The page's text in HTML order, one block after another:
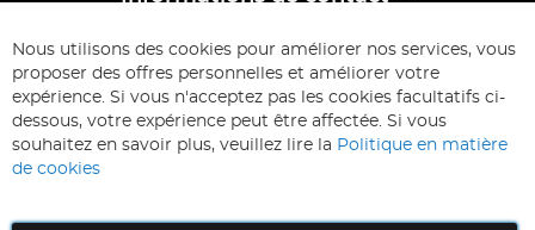
ABONNEZ-VOUS & ECONOMISEZ
Inscription
à
d’information
:
Inscription
Nous utilisons des cookies pour améliorer nos services, vous
proposer des offres personnelles et améliorer votre
expérience. Si vous n'acceptez pas les cookies facultatifs ci-
dessous, votre expérience peut être affectée. Si vous
souhaitez en savoir plus, veuillez lire la Politique en matière
de cookies